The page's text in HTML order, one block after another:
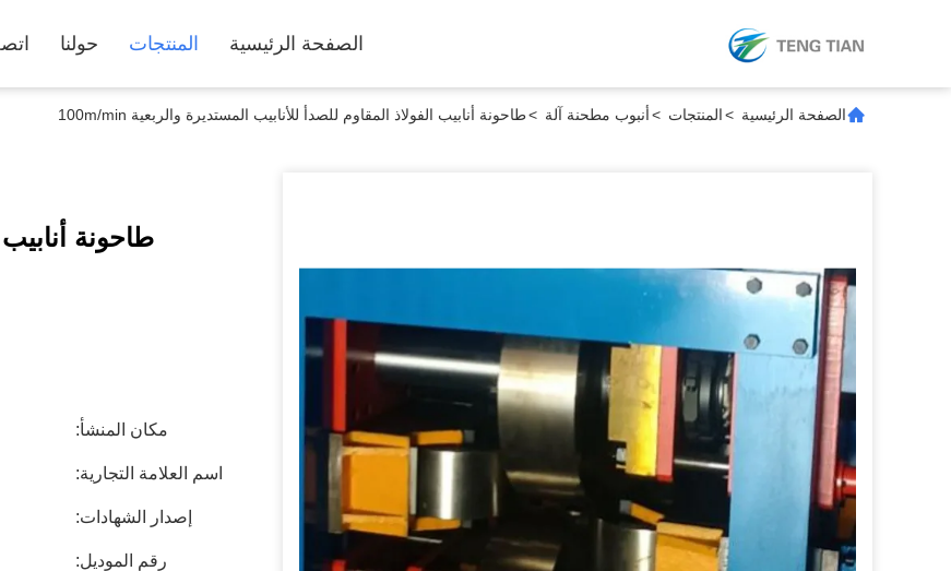
الصفحة الرئيسية المنتجات حولنا
الصفحة الرئيسية >المنتجات >أنبوب مطحنة آلة >طاحونة أنابيب الفولاذ المقاوم للصدأ للأنابيب المستديرة والربعية 100m/min
طاحونة أنابيب
مكان المنشأ:
اسم العلامة التجارية:
إصدار الشهادات:
رقم الموديل: